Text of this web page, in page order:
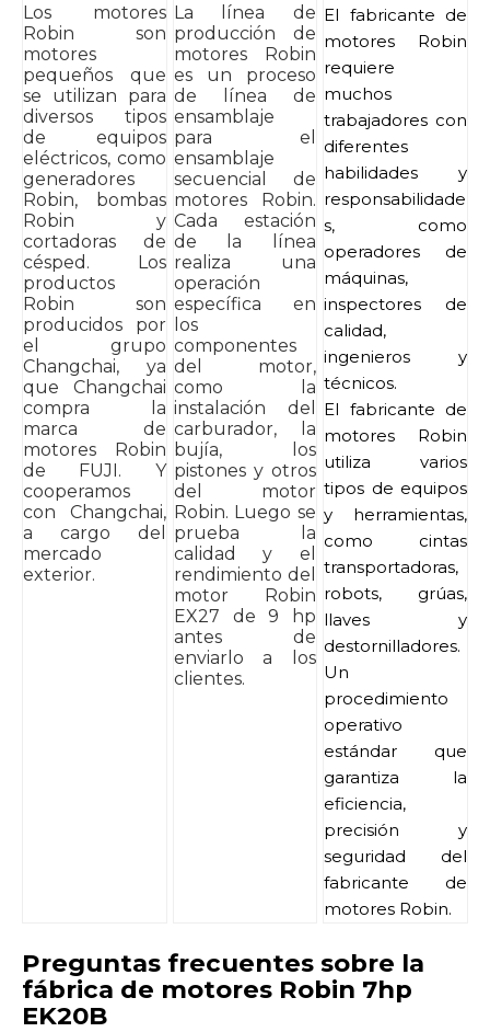
Los motores
Robin son
motores
pequeños que
se utilizan para
diversos tipos
de equipos
eléctricos, como
generadores
Robin, bombas
Robin y
cortadoras de
césped. Los
productos
Robin son
producidos por
el grupo
Changchai, ya
que Changchai
compra la
marca de
motores Robin
de FUJI. Y
cooperamos
con Changchai,
a cargo del
mercado
exterior.
La línea de
producción de
motores Robin
es un proceso
de línea de
ensamblaje
para el
ensamblaje
secuencial de
motores Robin.
Cada estación
de la línea
realiza una
operación
específica en
los
componentes
del motor,
como la
instalación del
carburador, la
bujía, los
pistones y otros
del motor
Robin. Luego se
prueba la
calidad y el
rendimiento del
motor Robin
EX27 de 9 hp
antes de
enviarlo a los
clientes.
El fabricante de
motores Robin
requiere
muchos
trabajadores con
diferentes
habilidades y
responsabilidade
s, como
operadores de
máquinas,
inspectores de
calidad,
ingenieros y
técnicos.
El fabricante de
motores Robin
utiliza varios
tipos de equipos
y herramientas,
como cintas
transportadoras,
robots, grúas,
llaves y
destornilladores.
Un
procedimiento
operativo
estándar que
garantiza la
eficiencia,
precisión y
seguridad del
fabricante de
motores Robin.
Preguntas frecuentes sobre la
fábrica de motores Robin 7hp
EK20B